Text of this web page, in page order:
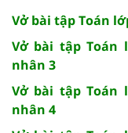
Vở bài tập Toán
Vở bài tập Toán
nhân 3
Vở bài tập Toán
nhân 4